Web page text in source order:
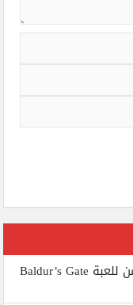
عن طريق الخطأ تم إصدار التحديث الثامن للعبة Baldur’s Gate